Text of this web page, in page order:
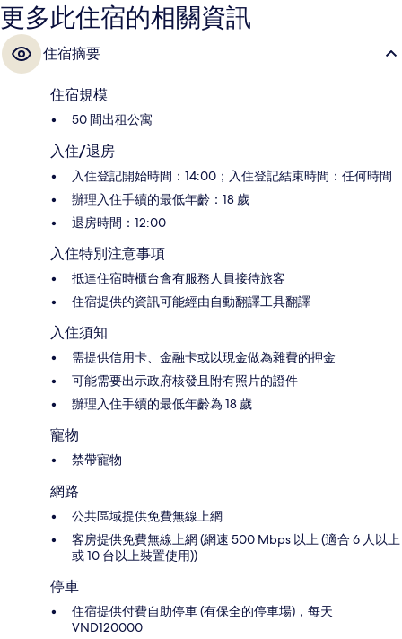
更多此住宿的相關資訊
住宿摘要
住宿規模
50 間出租公寓
入住/退房
入住登記開始時間：14:00；入住登記結束時間：任何時間
辦理入住手續的最低年齡：18 歲
退房時間：12:00
入住特別注意事項
抵達住宿時櫃台會有服務人員接待旅客
住宿提供的資訊可能經由自動翻譯工具翻譯
入住須知
需提供信用卡、金融卡或以現金做為雜費的押金
可能需要出示政府核發且附有照片的證件
辦理入住手續的最低年齡為 18 歲
寵物
禁帶寵物
網路
公共區域提供免費無線上網
客房提供免費無線上網 (網速 500 Mbps 以上 (適合 6 人以上
或 10 台以上裝置使用))
停車
住宿提供付費自助停車 (有保全的停車場)，每天
VND120000